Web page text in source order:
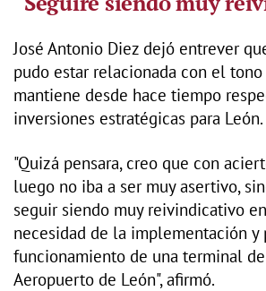
José Antonio Diez dejó entrever
pudo estar relacionada con el
mantiene desde hace tiempo
inversiones estratégicas para León.
"Quizá pensara, creo que con
luego no iba a ser muy asertivo,
seguir siendo muy reivindicativo
necesidad de la implementación y
funcionamiento de una terminal
Aeropuerto de León", afirmó.